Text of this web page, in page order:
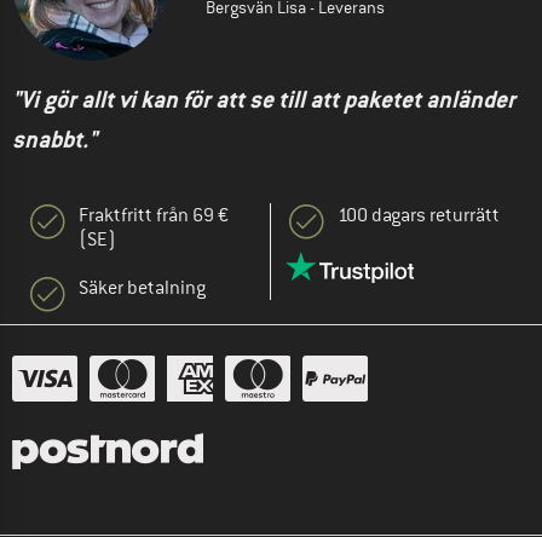
Bergsvän Lisa - Leverans
"Vi gör allt vi kan för att se till att paketet anländer
snabbt."
Fraktfritt från 69 €
(SE)
Säker betalning
100 dagars returrätt